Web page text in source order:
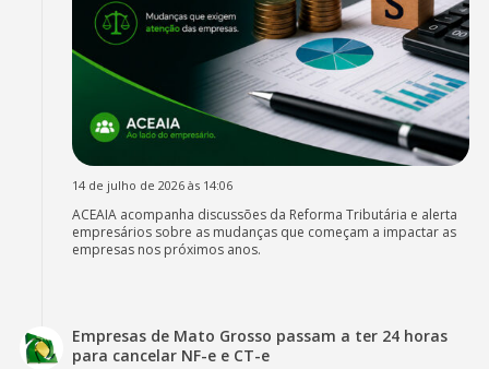
14 de julho de 2026 às 14:06
ACEAIA acompanha discussões da Reforma Tributária e alerta
empresários sobre as mudanças que começam a impactar as
empresas nos próximos anos.
Empresas de Mato Grosso passam a ter 24 horas
para cancelar NF-e e CT-e